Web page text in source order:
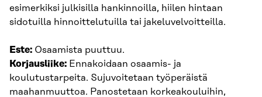
esimerkiksi julkisilla hankinnoilla, hiilen hintaan
sidotuilla hinnoittelutuilla tai jakeluvelvoitteilla.
Este: Osaamista puuttuu.
Korjausliike: Ennakoidaan osaamis- ja
koulutustarpeita. Sujuvoitetaan työperäistä
maahanmuuttoa. Panostetaan korkeakouluihin,